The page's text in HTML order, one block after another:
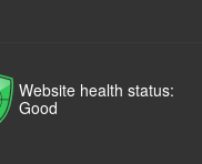
Website health status:
Good